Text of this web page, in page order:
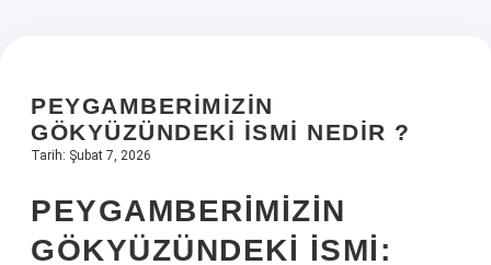
Hakkımızda
PEYGAMBERIMIZIN
GÖKYÜZÜNDEKI ISMI NEDIR ?
Tarih: Şubat 7, 2026
PEYGAMBERIMIZIN
GÖKYÜZÜNDEKI İSMI: